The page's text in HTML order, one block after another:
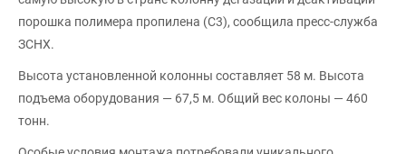
порошка полимера пропилена (С3), сообщила пресс-служба
ЗСНХ.
Высота установленной колонны составляет 58 м. Высота
подъема оборудования — 67,5 м. Общий вес колоны — 460
тонн.